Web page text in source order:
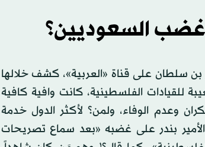
السعوديين؟
بن سلطان على قناة «العربية»، كشف خلالها
للقيادات الفلسطينية، كانت وافية كافية
وعدم الوفاء، ولمن؟ لأكثر الدول خدمة
بندر على غضبه «بعد سماع تصريحات